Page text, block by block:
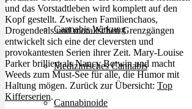
Cannabis Wirkung
Medizinisches Cannabis
Cannabinoide
und das Vorstadtleben wird komplett auf den
Kopf gestellt. Zwischen Familienchaos,
Drogendeals und moralischen Grenzgängen
entwickelt sich eine der cleversten und
provokantesten Serien ihrer Zeit. Mary-Louise
Parker brilliert als Nancy Botwin und macht
Weeds zum Must-See für alle, die Humor mit
Haltung mögen. Zurück zur Übersicht: Top
Kifferserien.